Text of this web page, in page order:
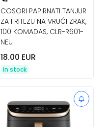
COSORI PAPIRNATI TANJUR
ZA FRITEZU NA VRUĆI ZRAK,
100 KOMADAS, CLR-R601-
NEU
18.00 EUR
in stock